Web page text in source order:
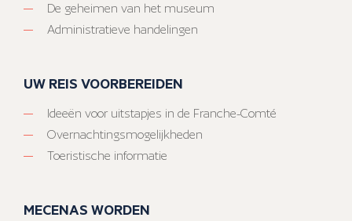
De geheimen van het museum
Administratieve handelingen
UW REIS VOORBEREIDEN
Ideeën voor uitstapjes in de Franche-Comté
Overnachtingsmogelijkheden
Toeristische informatie
MECENAS WORDEN